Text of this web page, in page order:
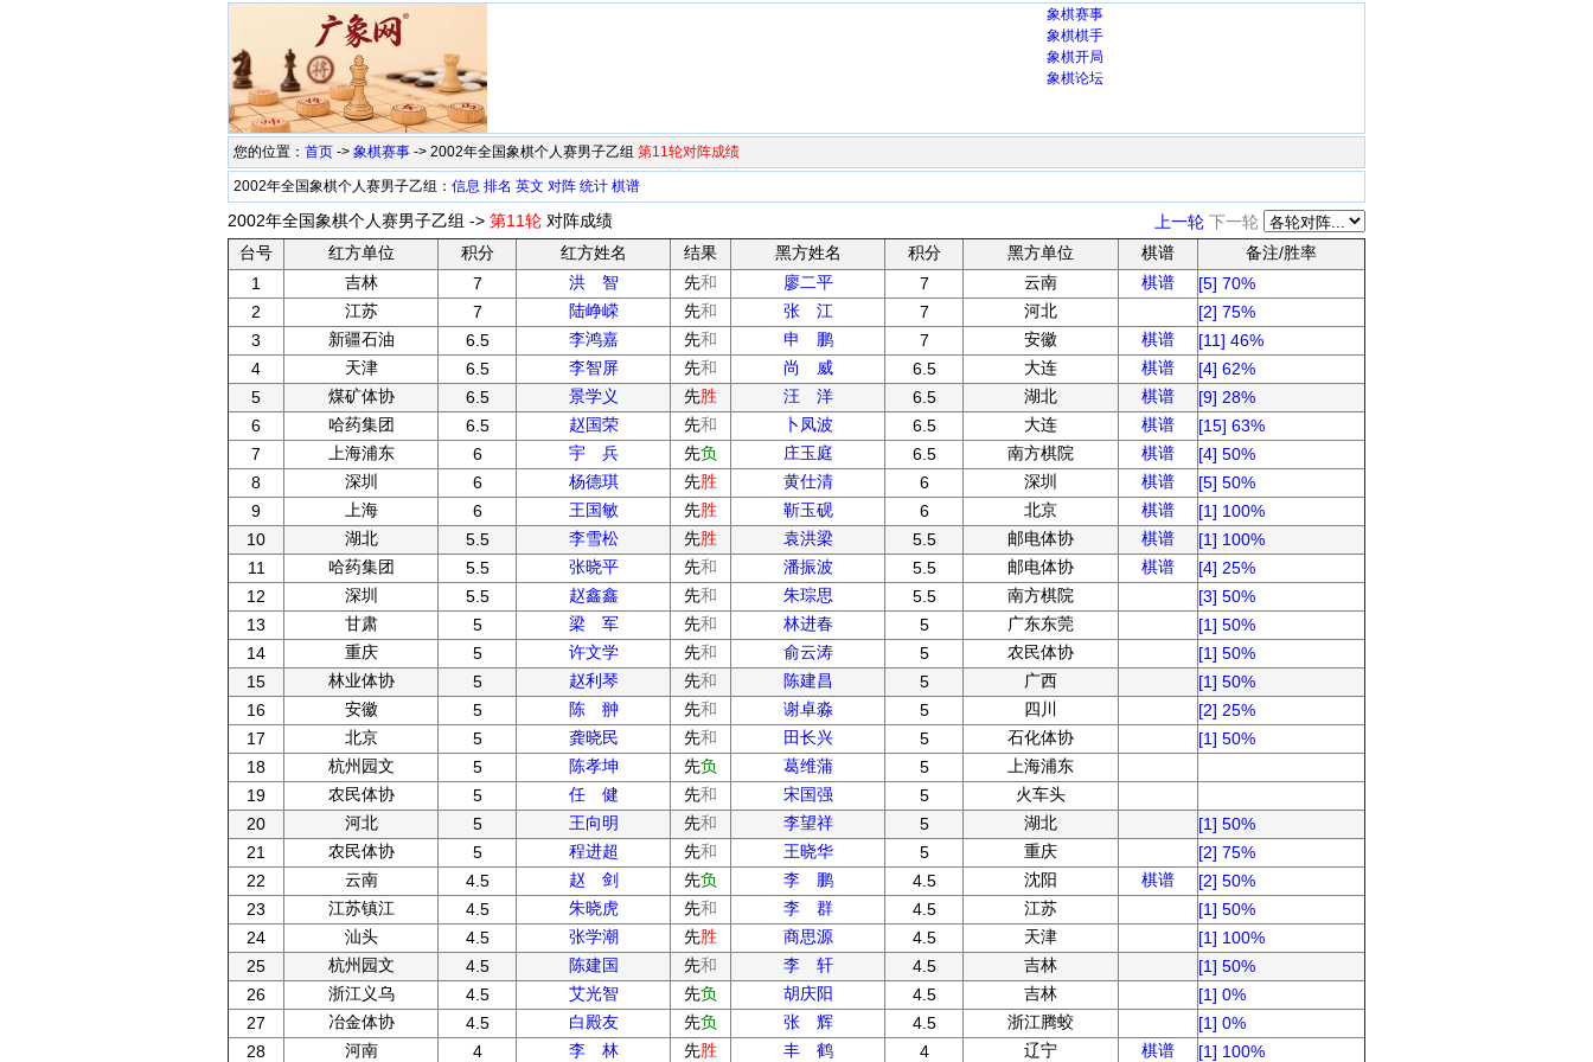
象棋赛事
象棋棋手
象棋开局
象棋论坛
您的位置： 首页 -> 象棋赛事 -> 2002年全国象棋个人赛男子乙组 第11轮对阵成绩
2002年全国象棋个人赛男子乙组： 信息 排名 英文 对阵 统计 棋谱
2002年全国象棋个人赛男子乙组 -> 第11轮 对阵成绩 上一轮 下一轮
台号
红方单位 积分 红方姓名 结果 黑方姓名 积分 黑方单位 棋谱
备注/胜率
1
吉林 7 洪 智 先和 廖二平 7 云南 棋谱
[5] 70%
2
江苏 7 陆峥嵘 先和 张 江 7 河北
[2] 75%
3
新疆石油 6.5 李鸿嘉 先和 申 鹏 7 安徽 棋谱
[11] 46%
4
天津 6.5 李智屏 先和 尚 威 6.5 大连 棋谱
[4] 62%
5
煤矿体协 6.5 景学义 先胜 汪 洋 6.5 湖北 棋谱
[9] 28%
6
哈药集团 6.5 赵国荣 先和 卜凤波 6.5 大连 棋谱
[15] 63%
7
上海浦东 6 宇 兵 先负 庄玉庭 6.5 南方棋院 棋谱
[4] 50%
8
深圳 6 杨德琪 先胜 黄仕清 6 深圳 棋谱
[5] 50%
9
上海 6 王国敏 先胜 靳玉砚 6 北京 棋谱
[1] 100%
10
湖北 5.5 李雪松 先胜 袁洪梁 5.5 邮电体协 棋谱
[1] 100%
11
哈药集团 5.5 张晓平 先和 潘振波 5.5 邮电体协 棋谱
[4] 25%
12
深圳 5.5 赵鑫鑫 先和 朱琮思 5.5 南方棋院
[3] 50%
13
甘肃 5 梁 军 先和 林进春 5 广东东莞
[1] 50%
14
重庆 5 许文学 先和 俞云涛 5 农民体协
[1] 50%
15
林业体协 5 赵利琴 先和 陈建昌 5 广西
[1] 50%
16
安徽 5 陈 翀 先和 谢卓淼 5 四川
[2] 25%
17
北京 5 龚晓民 先和 田长兴 5 石化体协
[1] 50%
18
杭州园文 5 陈孝坤 先负 葛维蒲 5
上海浦东
19
农民体协 5 任 健 先和 宋国强 5
火车头
20
河北 5 王向明 先和 李望祥 5 湖北
[1] 50%
21
农民体协 5 程进超 先和 王晓华 5 重庆
[2] 75%
22
云南 4.5 赵 剑 先负 李 鹏 4.5 沈阳 棋谱
[2] 50%
23
江苏镇江 4.5 朱晓虎 先和 李 群 4.5 江苏
[1] 50%
24
汕头 4.5 张学潮 先胜 商思源 4.5 天津
[1] 100%
25
杭州园文 4.5 陈建国 先和 李 轩 4.5 吉林
[1] 50%
26
浙江义乌 4.5 艾光智 先负 胡庆阳 4.5 吉林
[1] 0%
27
冶金体协 4.5 白殿友 先负 张 辉 4.5 浙江腾蛟
[1] 0%
28
河南 4 李 林 先胜 丰 鹤 4 辽宁 棋谱 [1] 100%